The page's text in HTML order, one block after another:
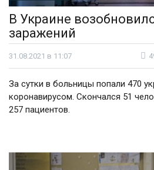
В Украине
заражений
31.08.2021 в 11:07
За сутки в больницы попали 470
коронавирусом. Скончался 51
257 пациентов.